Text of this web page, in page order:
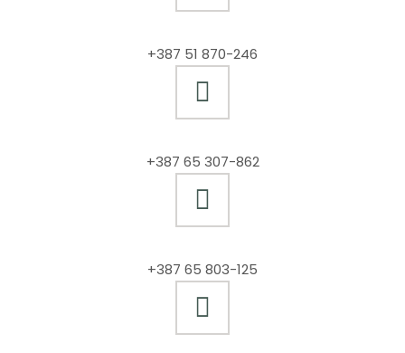
+387 51 870-246
+387 65 307-862
+387 65 803-125